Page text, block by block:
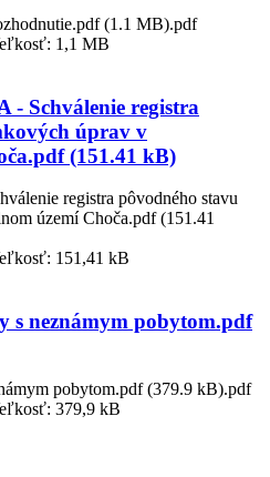
(1.1 MB).pdf
1,1 MB
Schválenie registra
úprav v
(151.41 kB)
registra pôvodného stavu
území Choča.pdf (151.41
151,41 kB
s neznámym pobytom.pdf
pobytom.pdf (379.9 kB).pdf
379,9 kB